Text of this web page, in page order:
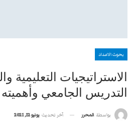
بحوث الاعداد
الاستراتيجيات التعليمية
التدريس الجامعي وأهميته
بواسطة المحرر آخر تحديث يونيو 12, 2021